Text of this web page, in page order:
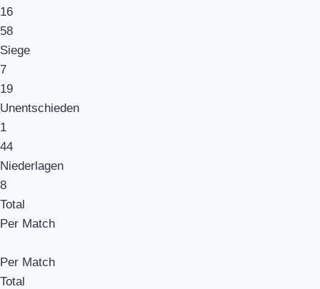
16
58
Siege
7
19
Unentschieden
1
44
Niederlagen
8
Total
Per Match
Per Match
Total